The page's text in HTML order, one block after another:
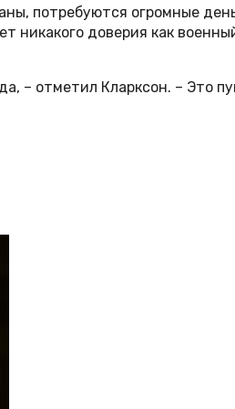
потребуются огромные
доверия как
– отметил Кларксон. – Это